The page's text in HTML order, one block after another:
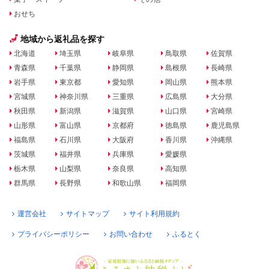
おせち
地域から返礼品を探す
北海道
青森県
岩手県
宮城県
秋田県
山形県
福島県
茨城県
栃木県
群馬県
埼玉県
千葉県
東京都
神奈川県
新潟県
富山県
石川県
福井県
山梨県
長野県
岐阜県
静岡県
愛知県
三重県
滋賀県
京都府
大阪府
兵庫県
奈良県
和歌山県
鳥取県
島根県
岡山県
広島県
山口県
徳島県
香川県
愛媛県
高知県
福岡県
佐賀県
長崎県
熊本県
大分県
宮崎県
鹿児島県
沖縄県
運営会社 サイトマップ サイト利用規約
プライバシーポリシー お問い合わせ ふるとく